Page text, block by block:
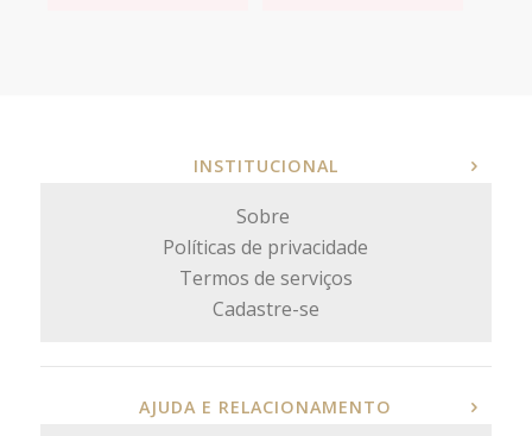
INSTITUCIONAL
Sobre
Políticas de privacidade
Termos de serviços
Cadastre-se
AJUDA E RELACIONAMENTO